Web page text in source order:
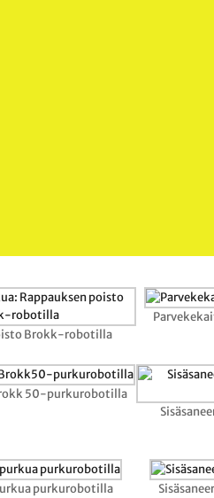
Brokk-robotilla
50-purkurobotilla
purkurobotilla